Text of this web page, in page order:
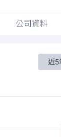
公司資料
近5